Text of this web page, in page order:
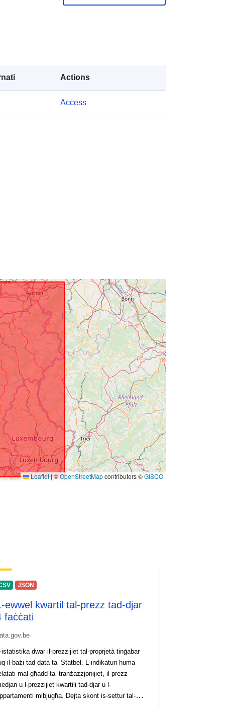
Actions
Aċċess
Leaflet|©OpenStreetMapcontributors ©GISCO
JSON
ewwel kwartil tal-prezz tad-djar
faċċati
L-istatistika dwar il-prezzijiet tal-proprjetà tinġabar
il-bażi tad-data ta’ Statbel. L-indikaturi huma
mal-għadd ta’ tranżazzjonijiet, il-prezz
u l-prezzijiet kwartili tad-djar u l-
mibjugħa. Dejta skont is-settur tal-